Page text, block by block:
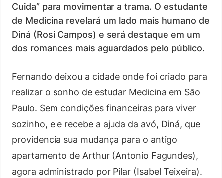
Cuida” para movimentar a trama. O estudante
de Medicina revelará um lado mais humano de
Diná (Rosi Campos) e será destaque em um
dos romances mais aguardados pelo público.
Fernando deixou a cidade onde foi criado para
realizar o sonho de estudar Medicina em São
Paulo. Sem condições financeiras para viver
sozinho, ele recebe a ajuda da avó, Diná, que
providencia sua mudança para o antigo
apartamento de Arthur (Antonio Fagundes),
agora administrado por Pilar (Isabel Teixeira).